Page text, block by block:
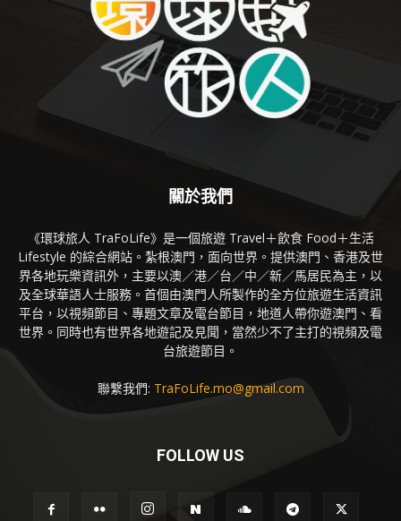
關於我們
《環球旅人 TraFoLife》是一個旅遊 Travel＋飲食 Food＋生活
Lifestyle 的綜合網站。紮根澳門，面向世界。提供澳門、香港及世
界各地玩樂資訊外，主要以澳／港／台／中／新／馬居民為主，以
及全球華語人士服務。首個由澳門人所製作的全方位旅遊生活資訊
平台，以視頻節目、專題文章及電台節目，地道人帶你遊澳門、看
世界。同時也有世界各地遊記及見聞，當然少不了主打的視頻及電
台旅遊節目。
聯繫我們: TraFoLife.mo@gmail.com
FOLLOW US